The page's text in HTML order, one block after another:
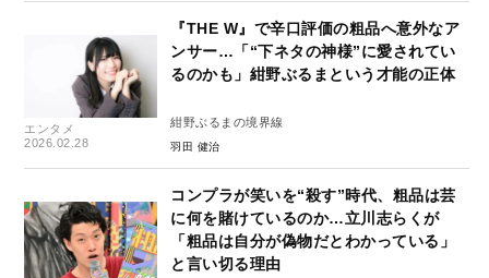
エンタメ
2026.02.28
『THE W』で辛口評価の粗品へ意外なア
ンサー…「“下ネタの神様”に愛されてい
るのかも」紺野ぶるまという才能の正体
紺野ぶるまの境界線
羽田 健治
コンプラが笑いを“殺す”時代、粗品は芸
に何を賭けているのか…立川志らくが
「粗品は自分が偽物だとわかっている」
と言い切る理由